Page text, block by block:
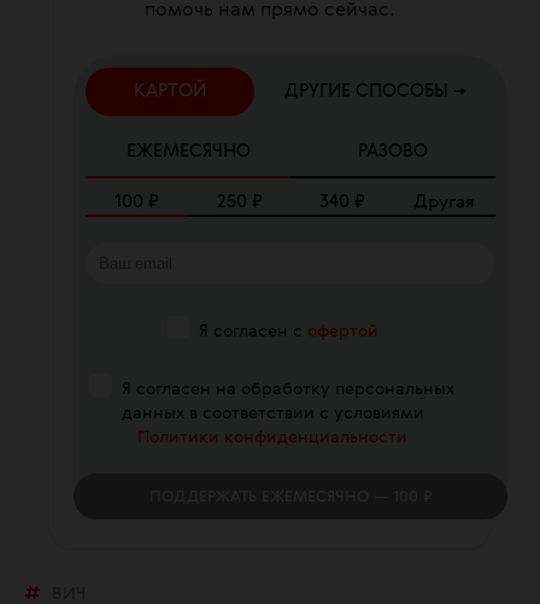
помочь нам прямо сейчас.
КАРТОЙ ДРУГИЕ СПОСОБЫ →
ЕЖЕМЕСЯЧНО РАЗОВО
100 ₽ 250 ₽ 340 ₽ Другая
Я согласен с офертой
Я согласен на обработку персональных
данных в соответствии с условиями
Политики конфиденциальности